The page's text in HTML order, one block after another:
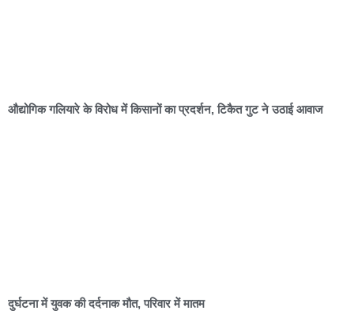
औद्योगिक गलियारे के विरोध में किसानों का प्रदर्शन, टिकैत गुट ने उठाई आवाज
दुर्घटना में युवक की दर्दनाक मौत, परिवार में मातम